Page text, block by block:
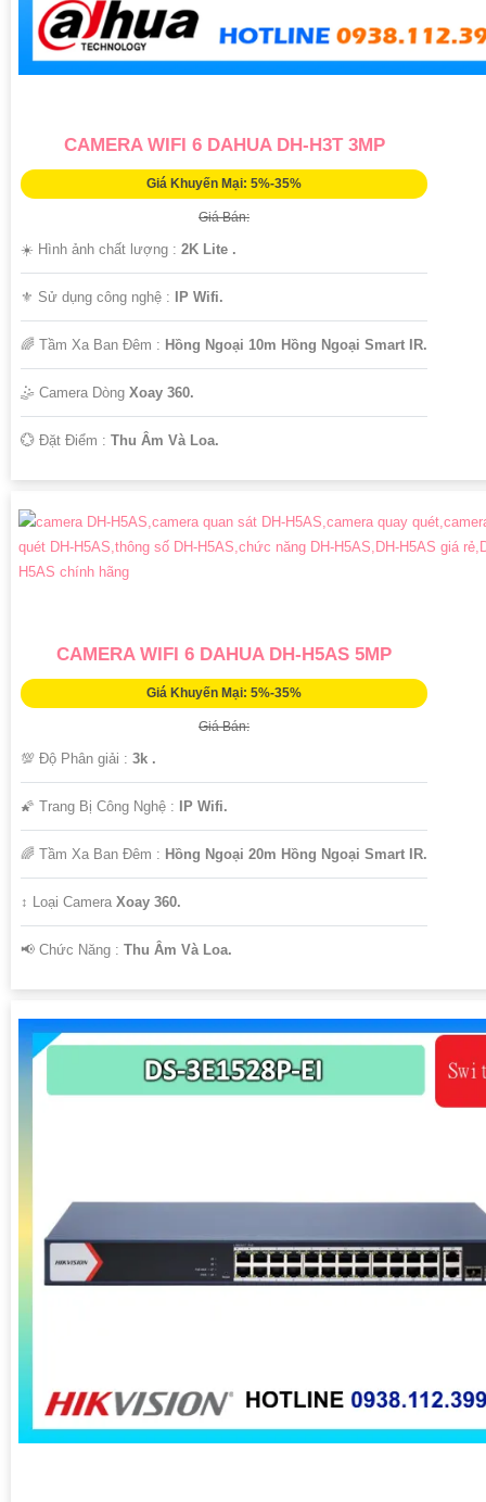
CAMERA WIFI 6 DAHUA DH-H3T 3MP
Giá Khuyến Mại: 5%-35%
Giá Bán:
☀️ Hình ảnh chất lượng : 2K Lite .
⚜️ Sử dụng công nghệ : IP Wifi.
🌈 Tầm Xa Ban Đêm : Hồng Ngoại 10m Hồng Ngoại Smart IR.
🤹 Camera Dòng Xoay 360.
️💮 Đặt Điểm : Thu Âm Và Loa.
CAMERA WIFI 6 DAHUA DH-H5AS 5MP
Giá Khuyến Mại: 5%-35%
Giá Bán:
💯 Độ Phân giải : 3k .
🌠 Trang Bị Công Nghệ : IP Wifi.
🌈 Tầm Xa Ban Đêm : Hồng Ngoại 20m Hồng Ngoại Smart IR.
↕️ Loại Camera Xoay 360.
️📢 Chức Năng : Thu Âm Và Loa.